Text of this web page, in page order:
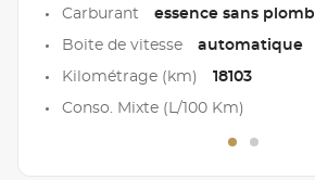
Carburant essence sans plomb
Boite de vitesse automatique
Kilométrage (km) 18103
Conso. Mixte (L/100 Km)